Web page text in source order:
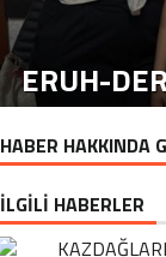
ERUH-
HABER HAKKINDA
İLGİLİ HABERLER